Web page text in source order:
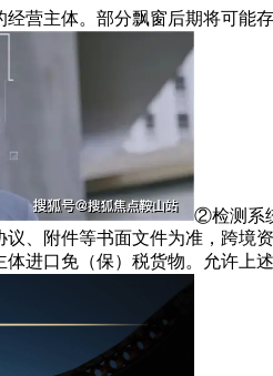
主体。部分飘窗后期将可能
②检测系
、附件等书面文件为准，跨
进口免（保）税货物。允许上